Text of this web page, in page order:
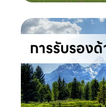
การรับรอง